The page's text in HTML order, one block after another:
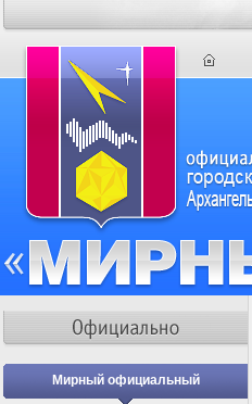
Мирный официальный